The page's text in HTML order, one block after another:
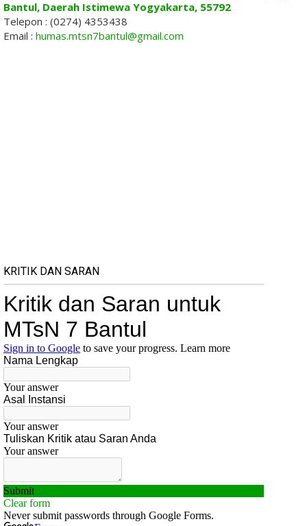
Bantul, Daerah Istimewa Yogyakarta, 55792
Telepon : (0274) 4353438
Email : humas.mtsn7bantul@gmail.com
KRITIK DAN SARAN